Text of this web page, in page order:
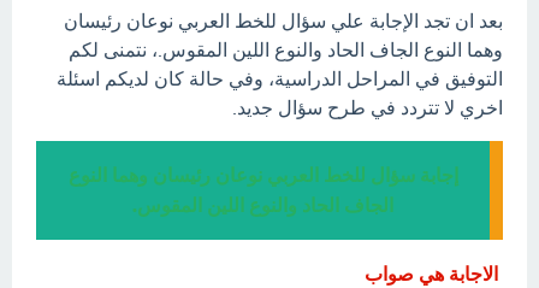
بعد ان تجد الإجابة علي سؤال للخط العربي نوعان رئيسان
وهما النوع الجاف الحاد والنوع اللين المقوس.، نتمنى لكم
التوفيق في المراحل الدراسية، وفي حالة كان لديكم اسئلة
اخري لا تتردد في طرح سؤال جديد.
إجابة سؤال للخط العربي نوعان رئيسان وهما النوع
الجاف الحاد والنوع اللين المقوس.
الاجابة هي صواب